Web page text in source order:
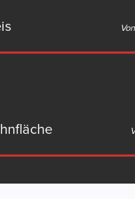
Von